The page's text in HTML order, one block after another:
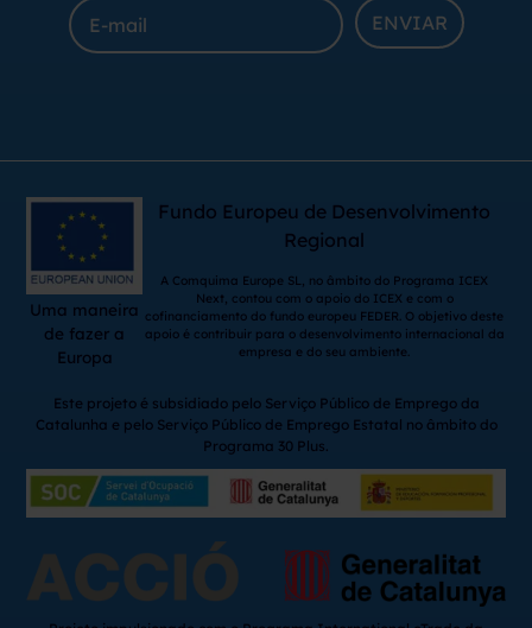
ENVIAR
Uma maneira
de fazer a
Europa
Fundo Europeu de Desenvolvimento
Regional
A Comquima Europe SL, no âmbito do Programa ICEX
Next, contou com o apoio do ICEX e com o
cofinanciamento do fundo europeu FEDER. O objetivo deste
apoio é contribuir para o desenvolvimento internacional da
empresa e do seu ambiente.
Este projeto é subsidiado pelo Serviço Público de Emprego da
Catalunha e pelo Serviço Público de Emprego Estatal no âmbito do
Programa 30 Plus.